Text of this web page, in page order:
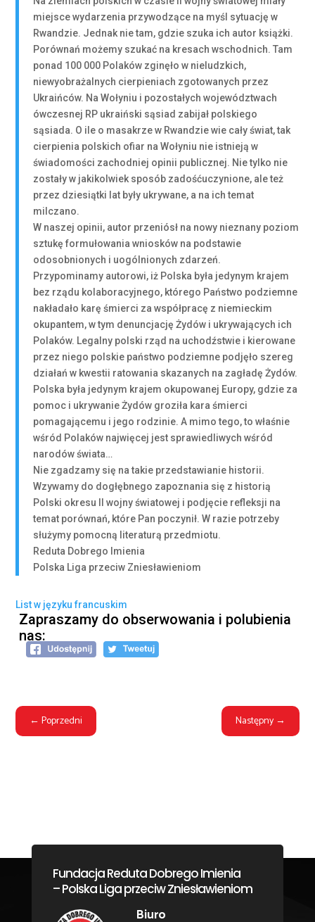
miejsce wydarzenia przywodzące na myśl sytuację w
Rwandzie. Jednak nie tam, gdzie szuka ich autor książki.
Porównań możemy szukać na kresach wschodnich. Tam
ponad 100 000 Polaków zginęło w nieludzkich,
niewyobrażalnych cierpieniach zgotowanych przez
Ukraińców. Na Wołyniu i pozostałych województwach
ówczesnej RP ukraiński sąsiad zabijał polskiego
sąsiada. O ile o masakrze w Rwandzie wie cały świat, tak
cierpienia polskich ofiar na Wołyniu nie istnieją w
świadomości zachodniej opinii publicznej. Nie tylko nie
zostały w jakikolwiek sposób zadośćuczynione, ale też
przez dziesiątki lat były ukrywane, a na ich temat
milczano.
W naszej opinii, autor przeniósł na nowy nieznany poziom
sztukę formułowania wniosków na podstawie
odosobnionych i uogólnionych zdarzeń.
Przypominamy autorowi, iż Polska była jedynym krajem
bez rządu kolaboracyjnego, którego Państwo podziemne
nakładało karę śmierci za współpracę z niemieckim
okupantem, w tym denuncjację Żydów i ukrywających ich
Polaków. Legalny polski rząd na uchodźstwie i kierowane
przez niego polskie państwo podziemne podjęło szereg
działań w kwestii ratowania skazanych na zagładę Żydów.
Polska była jedynym krajem okupowanej Europy, gdzie za
pomoc i ukrywanie Żydów groziła kara śmierci
pomagającemu i jego rodzinie. A mimo tego, to właśnie
wśród Polaków najwięcej jest sprawiedliwych wśród
narodów świata…
Nie zgadzamy się na takie przedstawianie historii.
Wzywamy do dogłębnego zapoznania się z historią
Polski okresu II wojny światowej i podjęcie refleksji na
temat porównań, które Pan poczynił. W razie potrzeby
służymy pomocną literaturą przedmiotu.
Reduta Dobrego Imienia
Polska Liga przeciw Zniesławieniom
List w języku francuskim
Zapraszamy do obserwowania i polubienia
nas:
←Poprzedni Następny→
Fundacja Reduta Dobrego Imienia
– Polska Liga przeciw Zniesławieniom
Biuro